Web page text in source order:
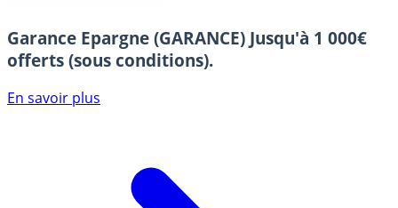
Garance Epargne (GARANCE) Jusqu'à 1 000€
offerts (sous conditions).
En savoir plus